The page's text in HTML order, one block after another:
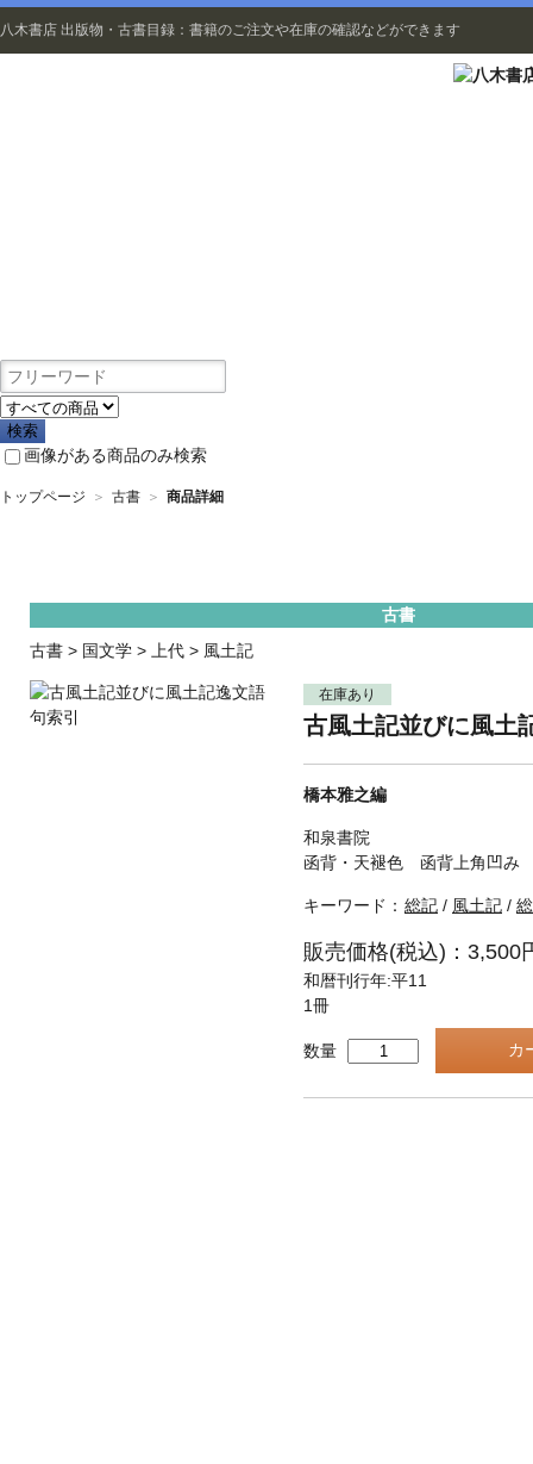
八木書店 出版物・古書目録：書籍のご注文や在庫の確認などができます
画像がある商品のみ検索
トップページ ＞ 古書 ＞ 商品詳細
古書
古書 > 国文学 > 上代 > 風土記
在庫あり
古風土記並びに風土
橋本雅之編
和泉書院
函背・天褪色 函背上角凹み
キーワード： 総記 / 風土記 /
販売価格(税込)：3,500
和暦刊行年:平11
1冊
数量